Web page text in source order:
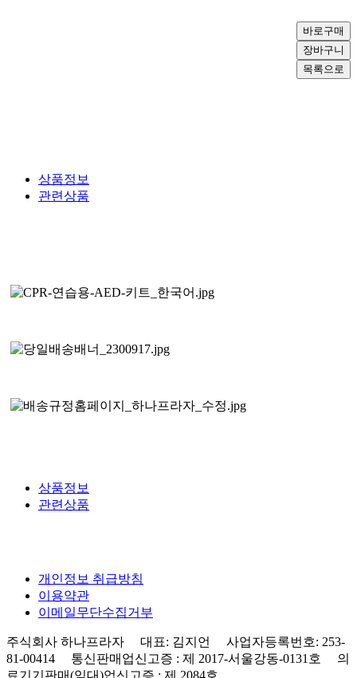
상품정보
관련상품
상품정보
관련상품
개인정보 취급방침
이용약관
이메일무단수집거부
주식회사 하나프라자 대표: 김지언 사업자등록번호: 253-
81-00414 통신판매업신고증 : 제 2017-서울강동-0131호 의
료기기판매(임대)업신고증 : 제 2084호